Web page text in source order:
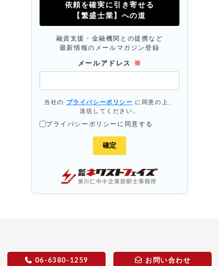
依頼を確実に引き寄せる
【繁盛士業】への道
融資支援・金融機関との提携など
最新情報のメールマガジン登録
メールアドレス ※
当社の プライバシーポリシー に同意の上、
送信してください。
プライバシーポリシーに同意する
06-6380-1259 お問い合わせ